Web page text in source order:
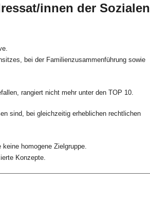
innen der Sozialen
bei der Familienzusammenführung sowie
rangiert nicht mehr unter den TOP 10.
sind, bei gleichzeitig erheblichen rechtlichen
homogene Zielgruppe.
Konzepte.